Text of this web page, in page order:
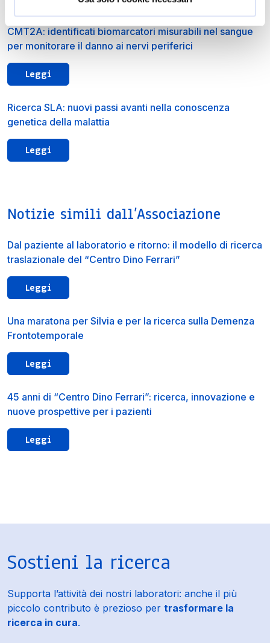
CMT2A: identificati biomarcatori misurabili nel sangue
per monitorare il danno ai nervi periferici
Leggi
Ricerca SLA: nuovi passi avanti nella conoscenza
genetica della malattia
Leggi
Notizie simili dall’Associazione
Dal paziente al laboratorio e ritorno: il modello di ricerca
traslazionale del “Centro Dino Ferrari”
Leggi
Una maratona per Silvia e per la ricerca sulla Demenza
Frontotemporale
Leggi
45 anni di “Centro Dino Ferrari”: ricerca, innovazione e
nuove prospettive per i pazienti
Leggi
Sostieni la ricerca
Supporta l’attività dei nostri laboratori: anche il più
piccolo contributo è prezioso per trasformare la
ricerca in cura.